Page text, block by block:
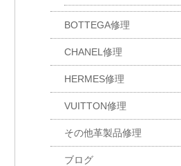
BOTTEGA修理
CHANEL修理
HERMES修理
VUITTON修理
その他革製品修理
ブログ